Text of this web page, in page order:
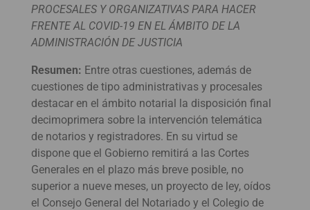
PROCESALES Y ORGANIZATIVAS PARA HACER
FRENTE AL COVID-19 EN EL ÁMBITO DE LA
ADMINISTRACIÓN DE JUSTICIA
Resumen: Entre otras cuestiones, además de
cuestiones de tipo administrativas y procesales
destacar en el ámbito notarial la disposición final
decimoprimera sobre la intervención telemática
de notarios y registradores. En su virtud se
dispone que el Gobierno remitirá a las Cortes
Generales en el plazo más breve posible, no
superior a nueve meses, un proyecto de ley, oídos
el Consejo General del Notariado y el Colegio de